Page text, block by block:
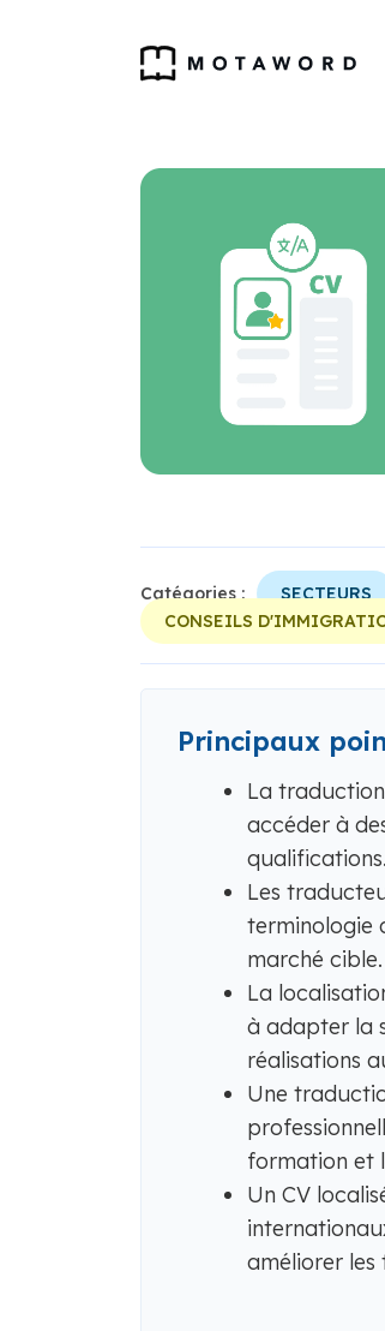
Catégories : SECTEURS
CONSEILS
Principaux
La
accéder à
qualifications.
Les
terminologie
marché cible.
La
à adapter la
réalisations
Une
formation et
Un CV
améliorer les